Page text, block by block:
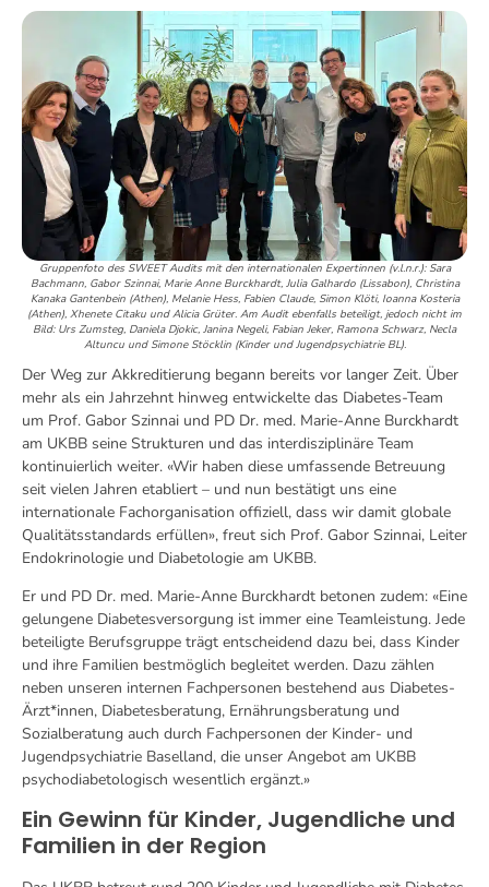
Gruppenfoto des SWEET Audits mit den internationalen Expertinnen (v.l.n.r.): Sara
Bachmann, Gabor Szinnai, Marie Anne Burckhardt, Julia Galhardo (Lissabon), Christina
Kanaka Gantenbein (Athen), Melanie Hess, Fabien Claude, Simon Klöti, Ioanna Kosteria
(Athen), Xhenete Citaku und Alicia Grüter. Am Audit ebenfalls beteiligt, jedoch nicht im
Bild: Urs Zumsteg, Daniela Djokic, Janina Negeli, Fabian Jeker, Ramona Schwarz, Necla
Altuncu und Simone Stöcklin (Kinder und Jugendpsychiatrie BL).
Der Weg zur Akkreditierung begann bereits vor langer Zeit. Über
mehr als ein Jahrzehnt hinweg entwickelte das Diabetes-Team
um Prof. Gabor Szinnai und PD Dr. med. Marie-Anne Burckhardt
am UKBB seine Strukturen und das interdisziplinäre Team
kontinuierlich weiter. «Wir haben diese umfassende Betreuung
seit vielen Jahren etabliert – und nun bestätigt uns eine
internationale Fachorganisation offiziell, dass wir damit globale
Qualitätsstandards erfüllen», freut sich Prof. Gabor Szinnai, Leiter
Endokrinologie und Diabetologie am UKBB.
Er und PD Dr. med. Marie-Anne Burckhardt betonen zudem: «Eine
gelungene Diabetesversorgung ist immer eine Teamleistung. Jede
beteiligte Berufsgruppe trägt entscheidend dazu bei, dass Kinder
und ihre Familien bestmöglich begleitet werden. Dazu zählen
neben unseren internen Fachpersonen bestehend aus Diabetes-
Ärzt*innen, Diabetesberatung, Ernährungsberatung und
Sozialberatung auch durch Fachpersonen der Kinder‑ und
Jugendpsychiatrie Baselland, die unser Angebot am UKBB
psychodiabetologisch wesentlich ergänzt.»
Ein Gewinn für Kinder, Jugendliche und
Familien in der Region